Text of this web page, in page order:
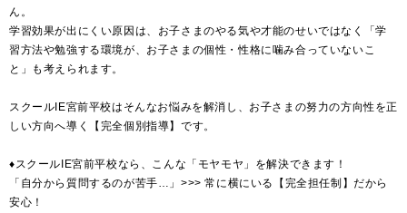
ん。
学習効果が出にくい原因は、お子さまのやる気や才能のせいではなく「学
習方法や勉強する環境が、お子さまの個性・性格に噛み合っていないこ
と」も考えられます。
スクールIE宮前平校はそんなお悩みを解消し、お子さまの努力の方向性を正
しい方向へ導く【完全個別指導】です。
♦スクールIE宮前平校なら、こんな「モヤモヤ」を解決できます！
「自分から質問するのが苦手…」>>> 常に横にいる【完全担任制】だから
安心！